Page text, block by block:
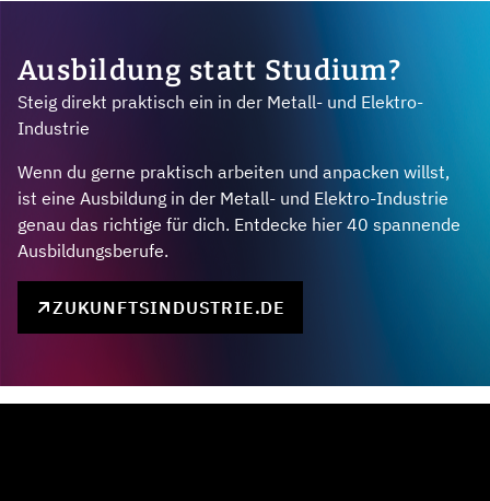
Ausbildung statt Studium?
Steig direkt praktisch ein in der Metall- und Elektro-
Industrie
Wenn du gerne praktisch arbeiten und anpacken willst,
ist eine Ausbildung in der Metall- und Elektro-Industrie
genau das richtige für dich. Entdecke hier 40 spannende
Ausbildungsberufe.
ZUKUNFTSINDUSTRIE.DE